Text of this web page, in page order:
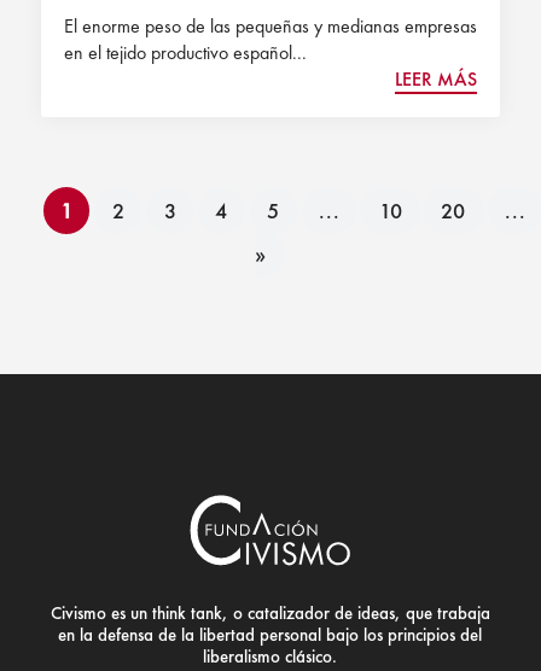
El enorme peso de las pequeñas y medianas empresas
en el tejido productivo español...
LEER MÁS
1 2 3 4 5 ... 10 20
...
»
Civismo es un think tank, o catalizador de ideas, que trabaja
en la defensa de la libertad personal bajo los principios del
liberalismo clásico.